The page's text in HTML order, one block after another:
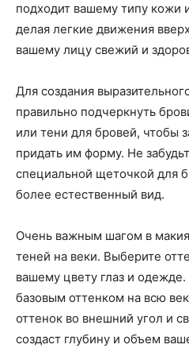
подходит вашему типу кожи
делая легкие движения
вашему лицу свежий и
Для создания
правильно подчеркнуть
или тени для бровей, чтобы
придать им форму. Не
специальной щеточкой для
более естественный вид.
Очень важным шагом в
теней на веки. Выберите
вашему цвету глаз и
базовым оттенком на всю
оттенок во внешний угол и
создаст глубину и объем